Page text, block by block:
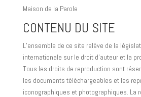
Maison de la Parole
CONTENU DU SITE
L’ensemble de ce site relève de la
internationale sur le droit d’auteur et la
Tous les droits de reproduction sont
les documents téléchargeables et les
iconographiques et photographiques. La